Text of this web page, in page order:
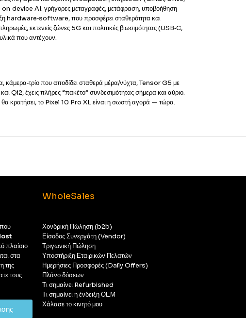
AI: γρήγορες μεταγραφές, μετάφραση, υποβοήθηση
hardware‑software, που προσφέρει σταθερότητα και
εκτενείς ζώνες 5G και πολιτικές βιωσιμότητας (USB‑C,
που αντέχουν.
που αποδίδει σταθερά μέρα/νύχτα, Tensor G5 με
Qi2, έχεις πλήρες “πακέτο” συνδεσιμότητας σήμερα και αύριο.
κρατήσει, το Pixel 10 Pro XL είναι η σωστή αγορά — τώρα.
που
πλαίσιο
στα
της
τους
WholeSales
Χονδρική Πώληση (b2b)
Είσοδος Συνεργάτη (Vendor)
Τριγωνική Πώληση
Υποστήριξη Εταιρικών Πελατών
Ημερήσιες Προσφορές (Daily Offers)
Πλάνο δόσεων
Τι σημαίνει Refurbished
Τι σημαίνει η ένδειξη ΟΕΜ
Χάλασε το κινητό μου